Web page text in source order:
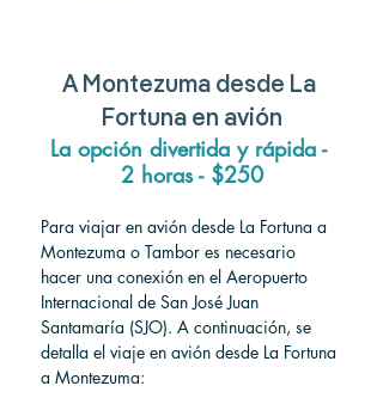
A Montezuma desde La
Fortuna en avión
La opción divertida y rápida -
2 horas - $250
Para viajar en avión desde La Fortuna a
Montezuma o Tambor es necesario
hacer una conexión en el Aeropuerto
Internacional de San José Juan
Santamaría (SJO). A continuación, se
detalla el viaje en avión desde La Fortuna
a Montezuma: